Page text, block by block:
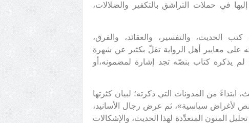
في حملات التراشق بالتكفير والضلالات،
الحديث، والتفسير، والعقائد، والفرق،
على معايير أهل الرواية تقلّ بكثير عن شهرة
لم يذكره كتاب بنصّه تجد إشارة لمضمونه،أو
ابتداءً من المدونات التي ذكرته؛ لبيان كثرتها
لأغراض سياسية»، ثم عرض رجال الأسانيد،
المتون المتعدِّدة لهذا الحديث، والإشكالات